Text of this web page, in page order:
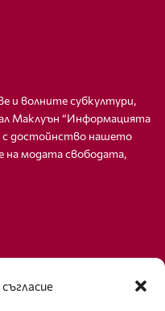
и волните субкултури,
Маклуън “Информацията
с достойнство нашето
на модата свободата,